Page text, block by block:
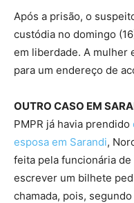
Após a prisão, o
custódia no domingo
em liberdade. A mulher
para um endereço de
OUTRO CASO EM
PMPR já havia prendido
esposa em Sarandi,
feita pela funcionária
escrever um bilhete
chamada, pois,